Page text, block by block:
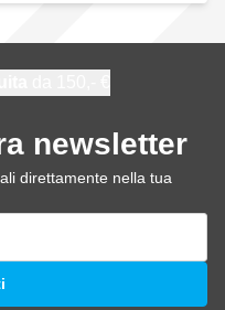
newsletter
direttamente nella tua